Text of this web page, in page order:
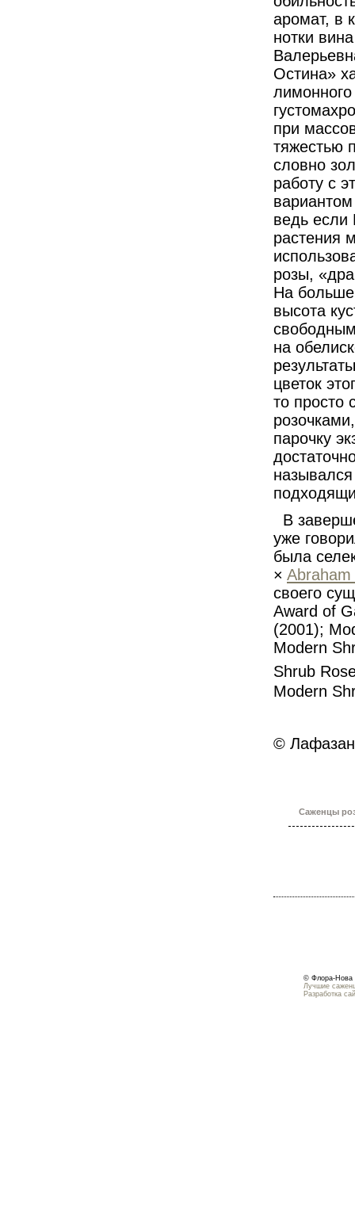
аромат, в
нотки
Остина»
лимонного
при
тяжестью
словно
работу с
ведь если
растения
розы,
На
высота
на
цветок
то просто
парочку
В
уже
была
× Abraham
своего
Award of
(2001);
Modern
Shrub
Modern
©
Саженцы
© Флора-Нова
Лучшие
Разработка